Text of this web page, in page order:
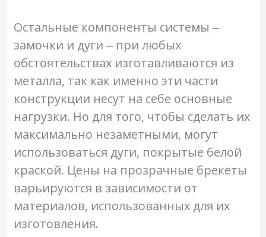
Остальные компоненты системы ‒
замочки и дуги ‒ при любых
обстоятельствах изготавливаются из
металла, так как именно эти части
конструкции несут на себе основные
нагрузки. Но для того, чтобы сделать их
максимально незаметными, могут
использоваться дуги, покрытые белой
краской. Цены на прозрачные брекеты
варьируются в зависимости от
материалов, использованных для их
изготовления.